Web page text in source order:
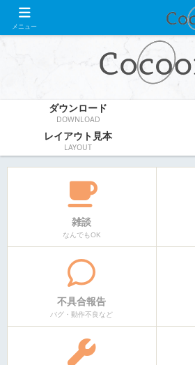
WordPress無料テーマ
ダウンロード
DOWNLOAD
レイアウト見本
LAYOUT
雑談
なんでもOK
不具合報告
バグ・動作不良など
メニュー